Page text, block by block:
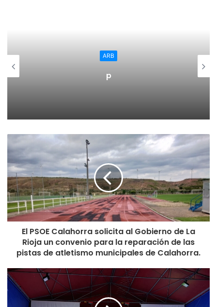
Logroño, y apoyar verdaderamente al deporte femenino.
Los precios son los siguientes:
Adulto: 80 €
Jubilado: 60 €
Empresa (x10): 600 €
Peñistas (x25): 1.500 €
Juvenil (de 13 a 17 años): 50 €
Desempleados: 50 €
Familiares directos de jugadores del club: 40 €
De 0 a 12 años: Gratis
convoca subvenciones para la
El PSOE Calahorra solicita al Gobierno de La
Rioja un convenio para la reparación de las
pistas de atletismo municipales de Calahorra.